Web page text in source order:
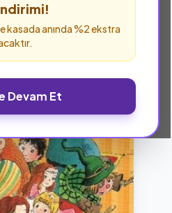
kasada anında %2 ekstra
Devam Et